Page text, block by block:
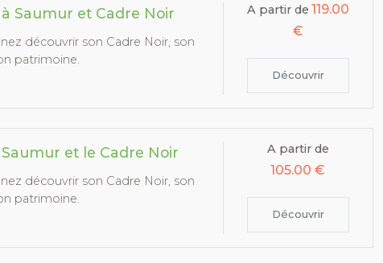
Saumur et Cadre Noir
découvrir son Cadre Noir, son
patrimoine.
A partir de 119.00
€
Découvrir
et le Cadre Noir
découvrir son Cadre Noir, son
patrimoine.
A partir de
105.00 €
Découvrir